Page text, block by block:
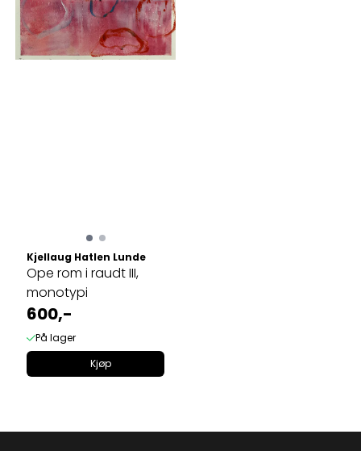
Kjellaug Hatlen Lunde
Ope rom i raudt III,
monotypi
600,-
På lager
Kjøp